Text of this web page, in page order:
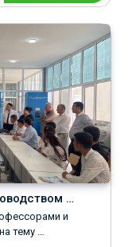
…
и
тему …